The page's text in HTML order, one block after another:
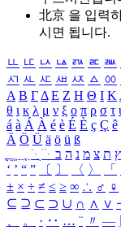
北京 을 입력
시면 됩니다.
ㅥ ㅦ ㅧ ㅨ ㅩ ㅪ ㅫ
ㅺ ㅻ ㅼ ㅽ ㅾ ㅿ ㆀ
Α Β ΓΔ Ε Ζ Η Θ Ι Κ
θ ι κ λ μ ν ξ ο π ρ σ τ
á à Á À é è É È ç Ç ê
Ä Ö Ü ä ö ü ß
ִֶֹ ֻּ ׁׂ ץ ת צ מ נ ה ב
‘ ’ “ ” 〔 〕 〈 〉 「
± × ÷ ≠ ≤ ≥ ∞ ∴ ♂ ♀
⊆ ⊇ ⊂ ⊃ ∪ ∩ ∧ ∨
、
。 · ‥ … ¨ 〃 ―